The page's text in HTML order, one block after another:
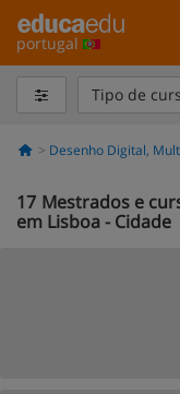
portugal
Tipo de
Desenho Digital,
17 Mestrados e
em Lisboa - Cidade